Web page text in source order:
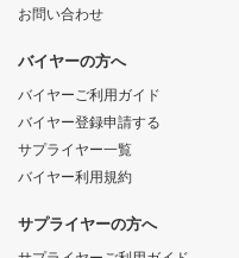
お問い合わせ
バイヤーの方へ
バイヤーご利用ガイド
バイヤー登録申請する
サプライヤー一覧
バイヤー利用規約
サプライヤーの方へ